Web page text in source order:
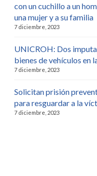
con un cuchillo a un
una mujer y a su familia
7 diciembre, 2023
UNICROH: Dos
bienes de vehículos en
7 diciembre, 2023
Solicitan prisión
para resguardar a la
7 diciembre, 2023